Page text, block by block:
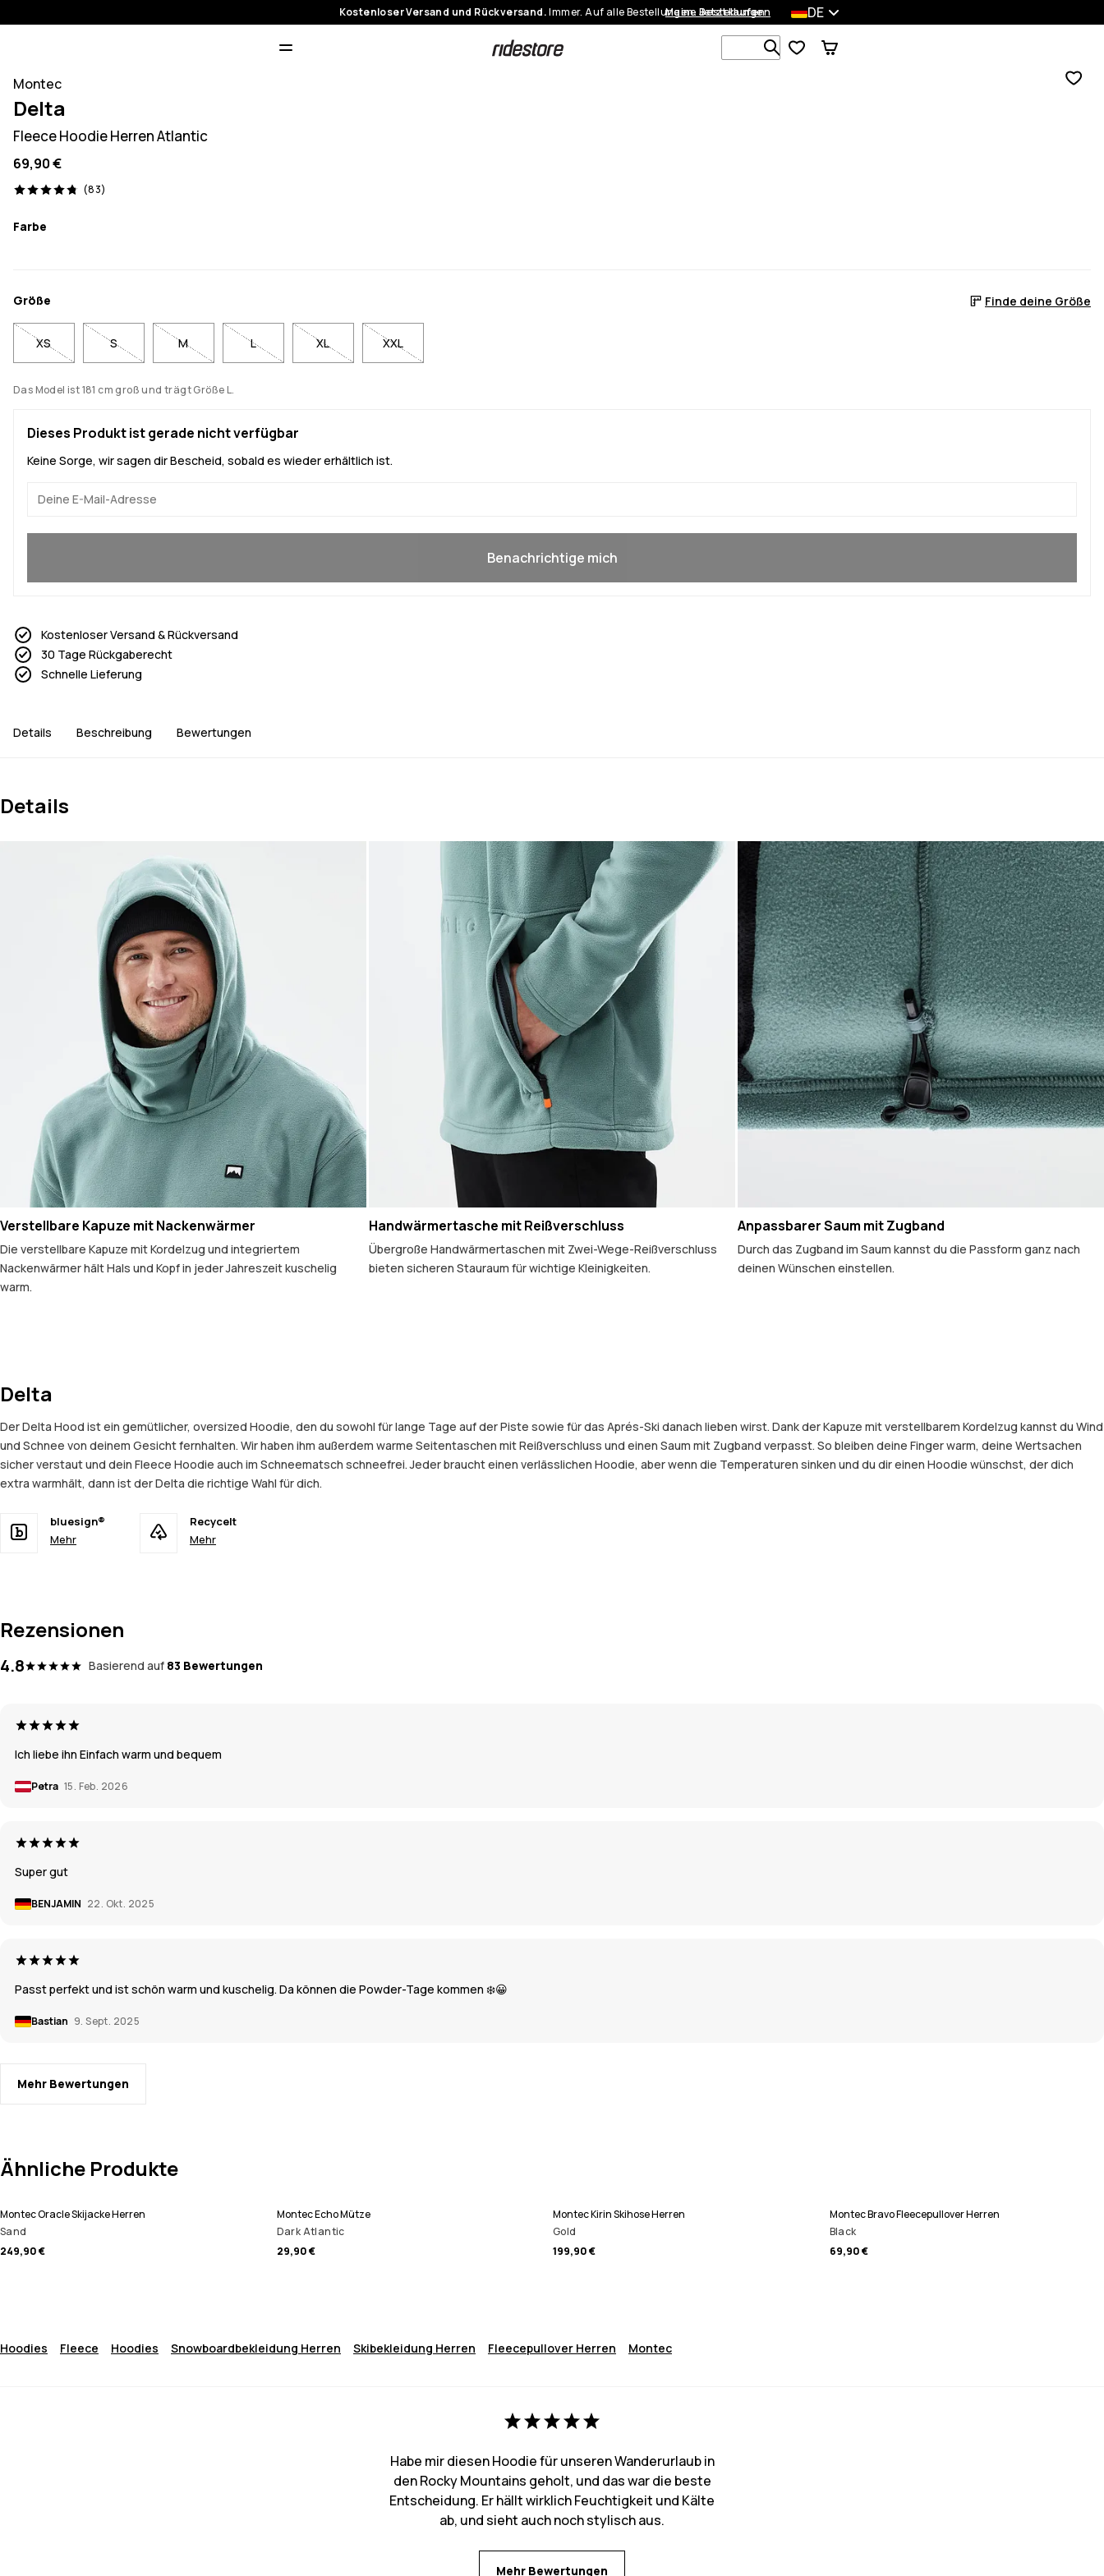
Kostenloser Versand und Rückversand.Immer. Auf alle Bestellungen. Jetzt kaufen
Meine Bestellungen DE
Durchsuche 1 000+ Produkte
Montec
Delta
Fleece Hoodie Herren Atlantic
69,90 €
(83)
83 Reviews, 4.8/5
Farbe
Größe Finde deine Größe
XS S M L XL XXL
Das Model ist 181 cm groß und trägt Größe L.
Dieses Produkt ist gerade nicht verfügbar
Keine Sorge, wir sagen dir Bescheid, sobald es wieder erhältlich ist.
Benachrichtige mich
Kostenloser Versand & Rückversand
30 Tage Rückgaberecht
Schnelle Lieferung
Details Beschreibung Bewertungen
Details
Verstellbare Kapuze mit Nackenwärmer
Die verstellbare Kapuze mit Kordelzug und integriertem
Nackenwärmer hält Hals und Kopf in jeder Jahreszeit kuschelig
warm.
Handwärmertasche mit Reißverschluss
Übergroße Handwärmertaschen mit Zwei-Wege-Reißverschluss
bieten sicheren Stauraum für wichtige Kleinigkeiten.
Anpassbarer Saum mit Zugband
Durch das Zugband im Saum kannst du die Passform ganz nach
deinen Wünschen einstellen.
Delta
Der Delta Hood ist ein gemütlicher, oversized Hoodie, den du sowohl für lange Tage auf der Piste sowie für das Aprés-Ski danach lieben wirst. Dank der Kapuze mit verstellbarem Kordelzug kannst du Wind
und Schnee von deinem Gesicht fernhalten. Wir haben ihm außerdem warme Seitentaschen mit Reißverschluss und einen Saum mit Zugband verpasst. So bleiben deine Finger warm, deine Wertsachen
sicher verstaut und dein Fleece Hoodie auch im Schneematsch schneefrei. Jeder braucht einen verlässlichen Hoodie, aber wenn die Temperaturen sinken und du dir einen Hoodie wünschst, der dich
extra warmhält, dann ist der Delta die richtige Wahl für dich.
bluesign®
Mehr
Recycelt
Mehr
Rezensionen
4.8 Basierend auf 83 Bewertungen
Ich liebe ihn Einfach warm und bequem
Petra 15. Feb. 2026
Super gut
BENJAMIN 22. Okt. 2025
Passt perfekt und ist schön warm und kuschelig. Da können die Powder-Tage kommen ❄️😀
Bastian 9. Sept. 2025
Mehr Bewertungen
Ähnliche Produkte
Montec Oracle Skijacke Herren
Sand
249,90 €
Montec Echo Mütze
Dark Atlantic
29,90 €
Montec Kirin Skihose Herren
Gold
199,90 €
Montec Bravo Fleecepullover Herren
Black
69,90 €
Hoodies Fleece Hoodies Snowboardbekleidung Herren Skibekleidung Herren Fleecepullover Herren Montec
Habe mir diesen Hoodie für unseren Wanderurlaub in
den Rocky Mountains geholt, und das war die beste
Entscheidung. Er hällt wirklich Feuchtigkeit und Kälte
ab, und sieht auch noch stylisch aus.
Mehr Bewertungen